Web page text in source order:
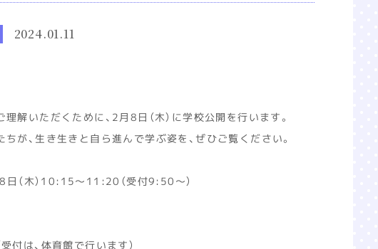
2024.01.11
解いただくために、2月8日（木）に学校公開を行います。
が、生き生きと自ら進んで学ぶ姿を、ぜひご覧ください。
（木）10:15～11:20（受付9:50～）
付は、体育館で行います）